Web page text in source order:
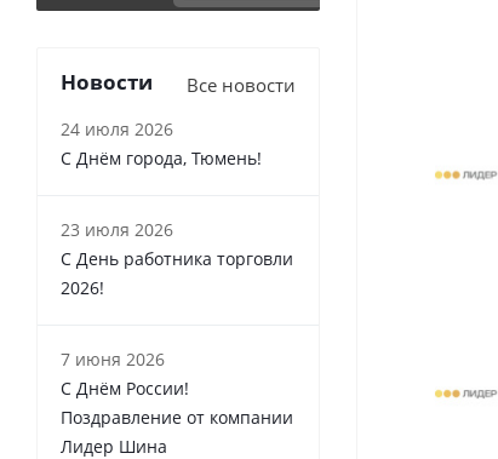
Новости Все новости
24 июля 2026
С Днём города, Тюмень!
23 июля 2026
С День работника торговли
2026!
7 июня 2026
С Днём России!
Поздравление от компании
Лидер Шина